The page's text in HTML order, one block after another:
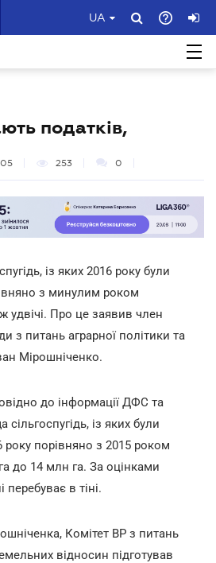
UA
податків,
253 0
із яких 2016 року були
з минулим роком
удвічі. Про це заявив член
з питань аграрної політики та
Мірошніченко.
до інформації ДФС та
із яких були
року порівняно з 2015 роком
до 14 млн га. За оцінками
перебуває в тіні.
Комітет ВР з питань
відносин підготував